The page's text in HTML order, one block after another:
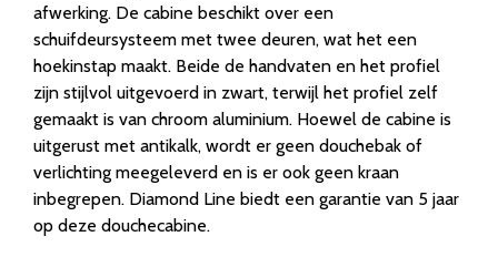
afwerking. De cabine beschikt over een
schuifdeursysteem met twee deuren, wat het een
hoekinstap maakt. Beide de handvaten en het profiel
zijn stijlvol uitgevoerd in zwart, terwijl het profiel zelf
gemaakt is van chroom aluminium. Hoewel de cabine is
uitgerust met antikalk, wordt er geen douchebak of
verlichting meegeleverd en is er ook geen kraan
inbegrepen. Diamond Line biedt een garantie van 5 jaar
op deze douchecabine.